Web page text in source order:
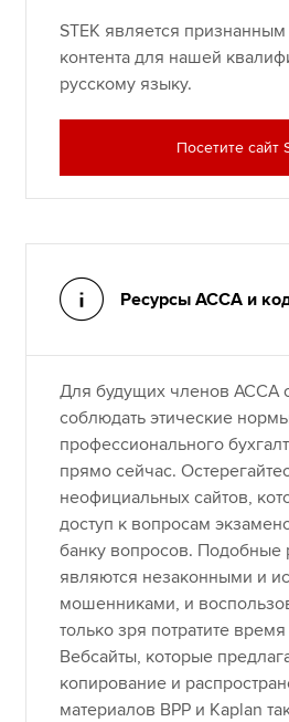
STEK является
контента для нашей
русскому языку.
Посетите сайт
Ресурсы ACCA и
Для будущих членов ACCA
соблюдать этические
профессионального
прямо сейчас.
неофициальных сайтов,
доступ к вопросам
банку вопросов. Подобные
являются незаконными и
мошенниками, и
только зря потратите
Вебсайты, которые
копирование и
материалов BPP и Kaplan